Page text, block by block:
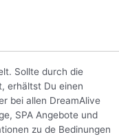
Sollte durch die
erhältst Du einen
bei allen DreamAlive
SPA Angebote und
zu de Bedinungen